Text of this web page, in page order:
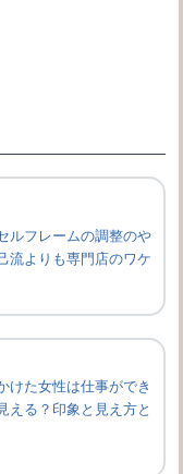
ルフレームの調整のや
流よりも専門店のワケ
けた女性は仕事ができ
える？印象と見え方と